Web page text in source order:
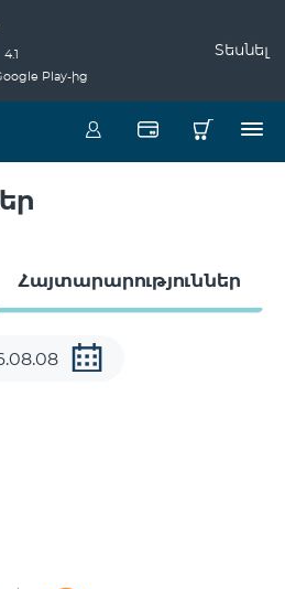
4.1
Play-ից
Տեսնել
Հայտարարություններ